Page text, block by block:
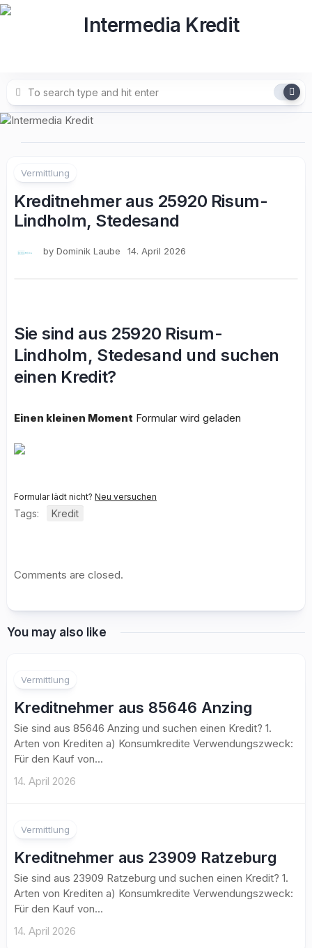
Skip
Vermittlung
Kreditnehmer aus 25920 Risum-
Lindholm, Stedesand
by Dominik Laube 14. April 2026
Sie sind aus 25920 Risum-
Lindholm, Stedesand und suchen
einen Kredit?
Einen kleinen Moment Formular wird geladen
Formular lädt nicht? Neu versuchen
Tags: Kredit
Comments are closed.
You may also like
Vermittlung
Kreditnehmer aus 85646 Anzing
Sie sind aus 85646 Anzing und suchen einen Kredit? 1.
Arten von Krediten a) Konsumkredite Verwendungszweck:
Für den Kauf von...
14. April 2026
Vermittlung
Kreditnehmer aus 23909 Ratzeburg
Sie sind aus 23909 Ratzeburg und suchen einen Kredit? 1.
Arten von Krediten a) Konsumkredite Verwendungszweck:
Für den Kauf von...
14. April 2026